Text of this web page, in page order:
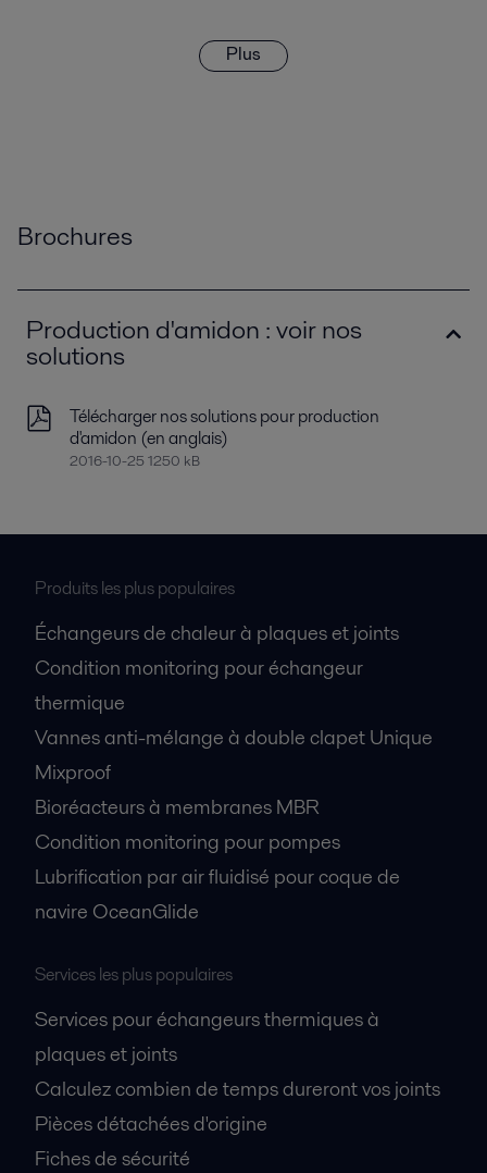
Plus
Brochures
Production d'amidon : voir nos
solutions
Télécharger nos solutions pour production
d'amidon (en anglais)
2016-10-25 1250 kB
Produits les plus populaires
Échangeurs de chaleur à plaques et joints
Condition monitoring pour échangeur
thermique
Vannes anti-mélange à double clapet Unique
Mixproof
Bioréacteurs à membranes MBR
Condition monitoring pour pompes
Lubrification par air fluidisé pour coque de
navire OceanGlide
Services les plus populaires
Services pour échangeurs thermiques à
plaques et joints
Calculez combien de temps dureront vos joints
Pièces détachées d'origine
Fiches de sécurité